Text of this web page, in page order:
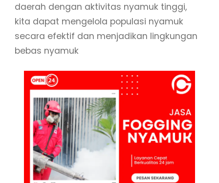
daerah dengan aktivitas nyamuk tinggi,
kita dapat mengelola populasi nyamuk
secara efektif dan menjadikan lingkungan
bebas nyamuk